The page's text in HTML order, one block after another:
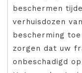
beschermen
verhuisdozen
bescherming
zorgen dat uw
onbeschadigd